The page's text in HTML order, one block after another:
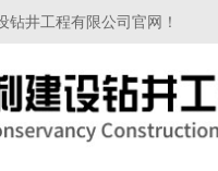
井工程有限公司官网！